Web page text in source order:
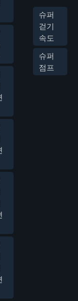
슈퍼
걷기
속도
슈퍼
점프